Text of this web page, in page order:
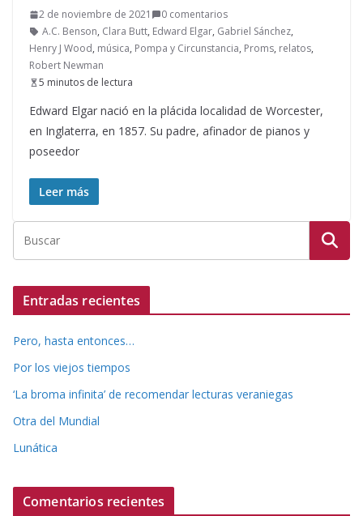
2 de noviembre de 2021
0 comentarios
A.C. Benson, Clara Butt, Edward Elgar, Gabriel Sánchez,
Henry J Wood, música, Pompa y Circunstancia, Proms, relatos,
Robert Newman
5 minutos de lectura
Edward Elgar nació en la plácida localidad de Worcester,
en Inglaterra, en 1857. Su padre, afinador de pianos y
poseedor
Leer más
Entradas recientes
Pero, hasta entonces…
Por los viejos tiempos
‘La broma infinita’ de recomendar lecturas veraniegas
Otra del Mundial
Lunática
Comentarios recientes